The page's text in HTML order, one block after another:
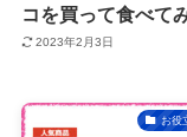
コを買って食べて
2023年2月3日
お役